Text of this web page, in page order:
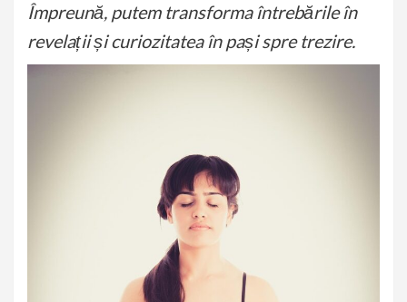
Împreună, putem transforma întrebările în
revelații și curiozitatea în pași spre trezire.